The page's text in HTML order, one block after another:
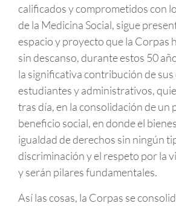
calificados y comprometidos con
de la Medicina Social, sigue
espacio y proyecto que la Corpas
sin descanso, durante estos 50
la significativa contribución de sus
estudiantes y administrativos,
tras día, en la consolidación de un
beneficio social, en donde el
igualdad de derechos sin ningún
discriminación y el respeto por la
y serán pilares fundamentales.
Así las cosas, la Corpas se